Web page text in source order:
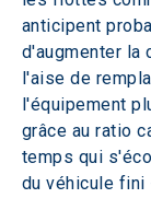
anticipent
d'augmenter la
l'aise de
l'équipement
grâce au ratio
temps qui
du véhicule fini